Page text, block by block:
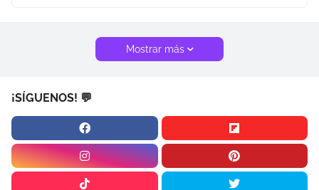
Mostrar más
¡SÍGUENOS! 💬